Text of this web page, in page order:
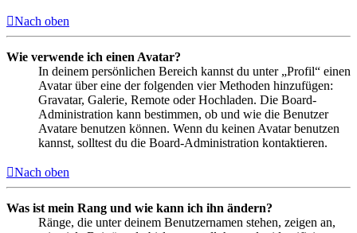
Nach oben
Wie verwende ich einen Avatar?
In deinem persönlichen Bereich kannst du unter „Profil“ einen
Avatar über eine der folgenden vier Methoden hinzufügen:
Gravatar, Galerie, Remote oder Hochladen. Die Board-
Administration kann bestimmen, ob und wie die Benutzer
Avatare benutzen können. Wenn du keinen Avatar benutzen
kannst, solltest du die Board-Administration kontaktieren.
Nach oben
Was ist mein Rang und wie kann ich ihn ändern?
Ränge, die unter deinem Benutzernamen stehen, zeigen an,